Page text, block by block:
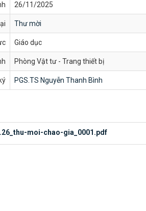
26/11/2025
Thư mời
Giáo dục
Phòng Vật tư - Trang thiết bị
PGS.TS Nguyễn Thanh Bình
moi-chao-gia_0001.pdf